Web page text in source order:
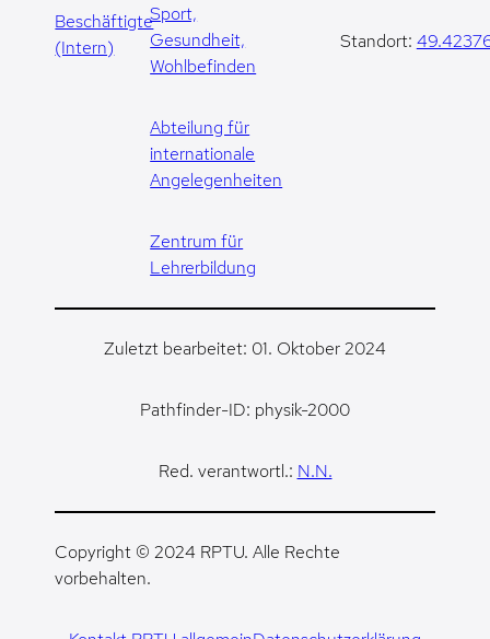
Beschäftigte
(Intern)
Sport,
Gesundheit,
Wohlbefinden
Abteilung für
internationale
Angelegenheiten
Zentrum für
Lehrerbildung
Standort:
Zuletzt bearbeitet: 01. Oktober 2024
Pathfinder-ID: physik-2000
Red. verantwortl.: N.N.
Copyright © 2024 RPTU. Alle Rechte
vorbehalten.